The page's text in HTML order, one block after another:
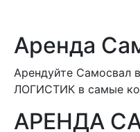
Аренда
Арендуйте Самосвал
ЛОГИСТИК в самые
АРЕНДА